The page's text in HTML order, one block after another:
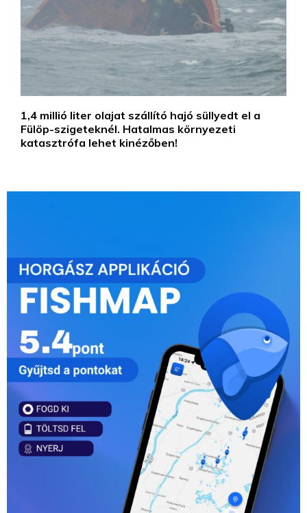
1,4 millió liter olajat szállító hajó süllyedt el a
Fülöp-szigeteknél. Hatalmas környezeti
katasztrófa lehet kinézőben!